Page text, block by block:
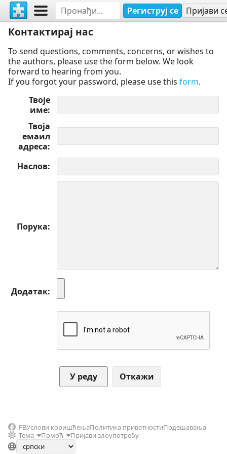
Региструј се Пријави
Контактирај нас
To send questions, comments, concerns, or wishes to
the authors, please use the form below. We look
forward to hearing from you.
If you forgot your password, please use this form.
Твоје
име
Твоја
емаил
адреса
Наслов
Порука
Додатак
Откажи
FBУслови коришћењаПолитика приватностиПодешавања
Тема
Помоћ Пријави злоупотребу